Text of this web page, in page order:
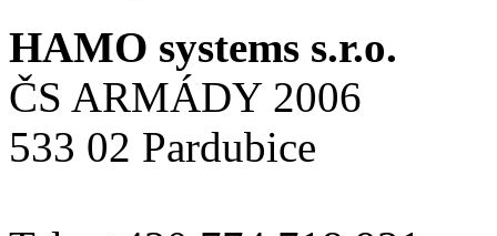
HAMO systems s.r.o.
ČS ARMÁDY 2006
533 02 Pardubice